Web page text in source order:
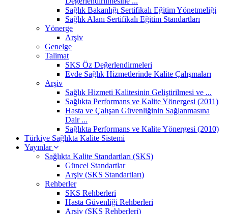
Sağlık Bakanlığı Sertifikalı Eğitim Yönetmeliği
Sağlık Alanı Sertifikalı Eğitim Standartları
Yönerge
Arşiv
Genelge
Talimat
SKS Öz Değerlendirmeleri
Evde Sağlık Hizmetlerinde Kalite Çalışmaları
Arşiv
Sağlık Hizmeti Kalitesinin Geliştirilmesi ve ...
Sağlıkta Performans ve Kalite Yönergesi (2011)
Hasta ve Çalışan Güvenliğinin Sağlanmasına
Dair ...
Sağlıkta Performans ve Kalite Yönergesi (2010)
Türkiye Sağlıkta Kalite Sistemi
Yayınlar
Sağlıkta Kalite Standartları (SKS)
Güncel Standartlar
Arşiv (SKS Standartları)
Rehberler
SKS Rehberleri
Hasta Güvenliği Rehberleri
Arşiv (SKS Rehberleri)